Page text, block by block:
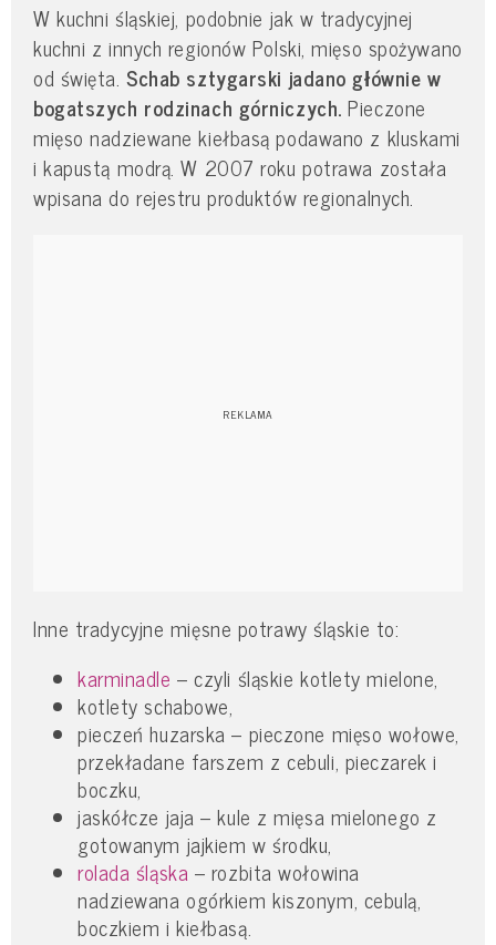
W kuchni śląskiej, podobnie jak w tradycyjnej
kuchni z innych regionów Polski, mięso spożywano
od święta.Schab sztygarski jadano głównie w
bogatszych rodzinach górniczych.Pieczone
mięso nadziewane kiełbasą podawano z kluskami
i kapustą modrą. W 2007 roku potrawa została
wpisana do rejestru produktów regionalnych.
Inne tradycyjne mięsne potrawy śląskie to:
karminadle – czyli śląskie kotlety mielone,
kotlety schabowe,
pieczeń huzarska – pieczone mięso wołowe,
przekładane farszem z cebuli, pieczarek i
boczku,
jaskółcze jaja – kule z mięsa mielonego z
gotowanym jajkiem w środku,
rolada śląska – rozbita wołowina
nadziewana ogórkiem kiszonym, cebulą,
boczkiem i kiełbasą.